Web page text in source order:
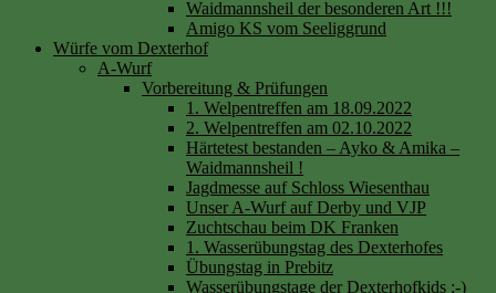
Waidmannsheil der besonderen Art !!!
Amigo KS vom Seeliggrund
Würfe vom Dexterhof
A-Wurf
Vorbereitung & Prüfungen
1. Welpentreffen am 18.09.2022
2. Welpentreffen am 02.10.2022
Härtetest bestanden – Ayko & Amika –
Waidmannsheil !
Jagdmesse auf Schloss Wiesenthau
Unser A-Wurf auf Derby und VJP
Zuchtschau beim DK Franken
1. Wasserübungstag des Dexterhofes
Übungstag in Prebitz
Wasserübungstage der Dexterhofkids :-)